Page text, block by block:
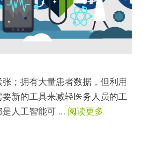
；拥有大量患者数据，但利用
新的工具来减轻医务人员的工
人工智能可 … 阅读更多